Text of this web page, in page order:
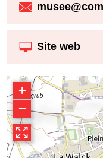
Site web
+
−